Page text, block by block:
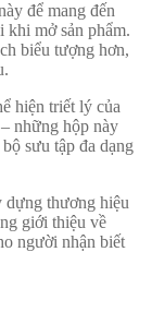
để mang đến
khi mở sản phẩm.
biểu tượng hơn,
hiện triết lý của
những hộp này
sưu tập đa dạng
dựng thương hiệu
giới thiệu về
người nhận biết